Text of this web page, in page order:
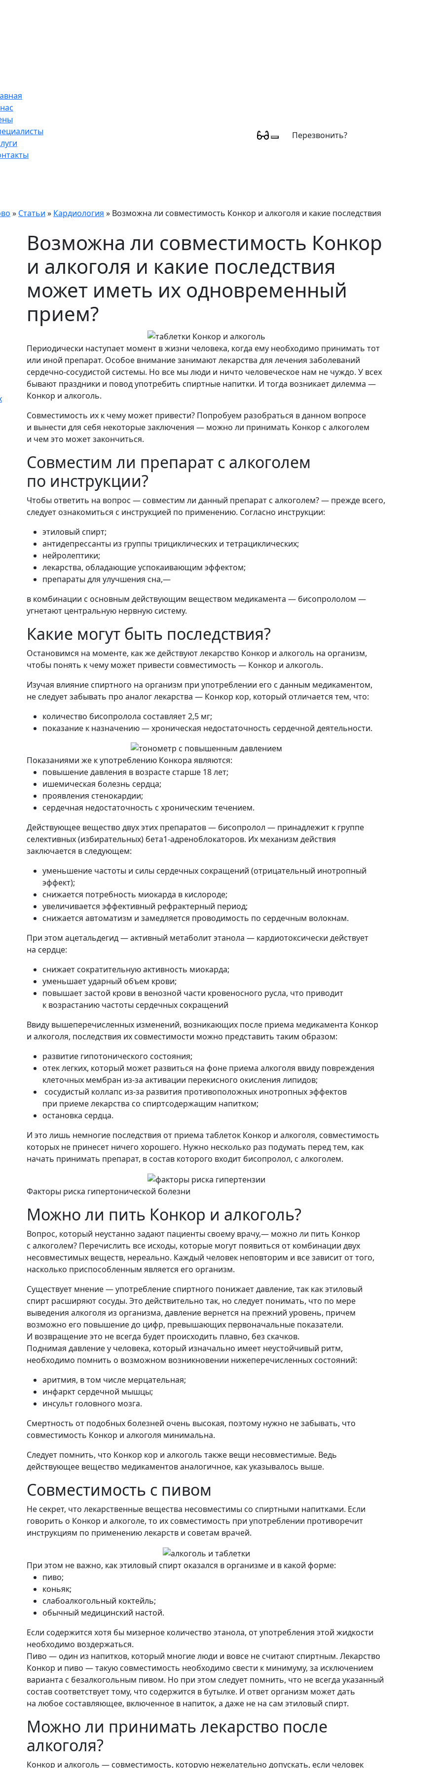
Перезвонить?
» Статьи » Кардиология » Возможна ли совместимость Конкор и алкоголя и какие последствия
Возможна ли совместимость Конкор
и алкоголя и какие последствия
может иметь их одновременный
прием?
Периодически наступает момент в жизни человека, когда ему необходимо принимать тот
или иной препарат. Особое внимание занимают лекарства для лечения заболеваний
сердечно-сосудистой системы. Но все мы люди и ничто человеческое нам не чуждо. У всех
бывают праздники и повод употребить спиртные напитки. И тогда возникает дилемма —
Конкор и алкоголь.
Совместимость их к чему может привести? Попробуем разобраться в данном вопросе
и вынести для себя некоторые заключения — можно ли принимать Конкор с алкоголем
и чем это может закончиться.
Совместим ли препарат с алкоголем
по инструкции?
Чтобы ответить на вопрос — совместим ли данный препарат с алкоголем? — прежде всего,
следует ознакомиться с инструкцией по применению. Согласно инструкции:
этиловый спирт;
антидепрессанты из группы трициклических и тетрациклических;
нейролептики;
лекарства, обладающие успокаивающим эффектом;
препараты для улучшения сна,—
в комбинации с основным действующим веществом медикамента — бисопрололом —
угнетают центральную нервную систему.
Какие могут быть последствия?
Остановимся на моменте, как же действуют лекарство Конкор и алкоголь на организм,
чтобы понять к чему может привести совместимость — Конкор и алкоголь.
Изучая влияние спиртного на организм при употреблении его с данным медикаментом,
не следует забывать про аналог лекарства — Конкор кор, который отличается тем, что:
количество бисопролола составляет 2,5 мг;
показание к назначению — хроническая недостаточность сердечной деятельности.
Показаниями же к употреблению Конкора являются:
повышение давления в возрасте старше 18 лет;
ишемическая болезнь сердца;
проявления стенокардии;
сердечная недостаточность с хроническим течением.
Действующее вещество двух этих препаратов — бисопролол — принадлежит к группе
селективных (избирательных) бета1-адреноблокаторов. Их механизм действия
заключается в следующем:
уменьшение частоты и силы сердечных сокращений (отрицательный инотропный
эффект);
снижается потребность миокарда в кислороде;
увеличивается эффективный рефрактерный период;
снижается автоматизм и замедляется проводимость по сердечным волокнам.
При этом ацетальдегид — активный метаболит этанола — кардиотоксически действует
на сердце:
снижает сократительную активность миокарда;
уменьшает ударный объем крови;
повышает застой крови в венозной части кровеносного русла, что приводит
к возрастанию частоты сердечных сокращений
Ввиду вышеперечисленных изменений, возникающих после приема медикамента Конкор
и алкоголя, последствия их совместимости можно представить таким образом:
развитие гипотонического состояния;
отек легких, который может развиться на фоне приема алкоголя ввиду повреждения
клеточных мембран из-за активации перекисного окисления липидов;
сосудистый коллапс из-за развития противоположных инотропных эффектов
при приеме лекарства со спиртсодержащим напитком;
остановка сердца.
И это лишь немногие последствия от приема таблеток Конкор и алкоголя, совместимость
которых не принесет ничего хорошего. Нужно несколько раз подумать перед тем, как
начать принимать препарат, в состав которого входит бисопролол, с алкоголем.
Факторы риска гипертонической болезни
Можно ли пить Конкор и алкоголь?
Вопрос, который неустанно задают пациенты своему врачу,— можно ли пить Конкор
с алкоголем? Перечислить все исходы, которые могут появиться от комбинации двух
несовместимых веществ, нереально. Каждый человек неповторим и все зависит от того,
насколько приспособленным является его организм.
Существует мнение — употребление спиртного понижает давление, так как этиловый
спирт расширяют сосуды. Это действительно так, но следует понимать, что по мере
выведения алкоголя из организма, давление вернется на прежний уровень, причем
возможно его повышение до цифр, превышающих первоначальные показатели.
И возвращение это не всегда будет происходить плавно, без скачков.
Поднимая давление у человека, который изначально имеет неустойчивый ритм,
необходимо помнить о возможном возникновении нижеперечисленных состояний:
аритмия, в том числе мерцательная;
инфаркт сердечной мышцы;
инсульт головного мозга.
Смертность от подобных болезней очень высокая, поэтому нужно не забывать, что
совместимость Конкор и алкоголя минимальна.
Следует помнить, что Конкор кор и алкоголь также вещи несовместимые. Ведь
действующее вещество медикаментов аналогичное, как указывалось выше.
Совместимость с пивом
Не секрет, что лекарственные вещества несовместимы со спиртными напитками. Если
говорить о Конкор и алкоголе, то их совместимость при употреблении противоречит
инструкциям по применению лекарств и советам врачей.
При этом не важно, как этиловый спирт оказался в организме и в какой форме:
пиво;
коньяк;
слабоалкогольный коктейль;
обычный медицинский настой.
Если содержится хотя бы мизерное количество этанола, от употребления этой жидкости
необходимо воздержаться.
Пиво — один из напитков, который многие люди и вовсе не считают спиртным. Лекарство
Конкор и пиво — такую совместимость необходимо свести к минимуму, за исключением
варианта с безалкогольным пивом. Но при этом следует помнить, что не всегда указанный
состав соответствует тому, что содержится в бутылке. И ответ организм может дать
на любое составляющее, включенное в напиток, а даже не на сам этиловый спирт.
Можно ли принимать лекарство после
алкоголя?
Конкор и алкоголь — совместимость, которую нежелательно допускать, если человек